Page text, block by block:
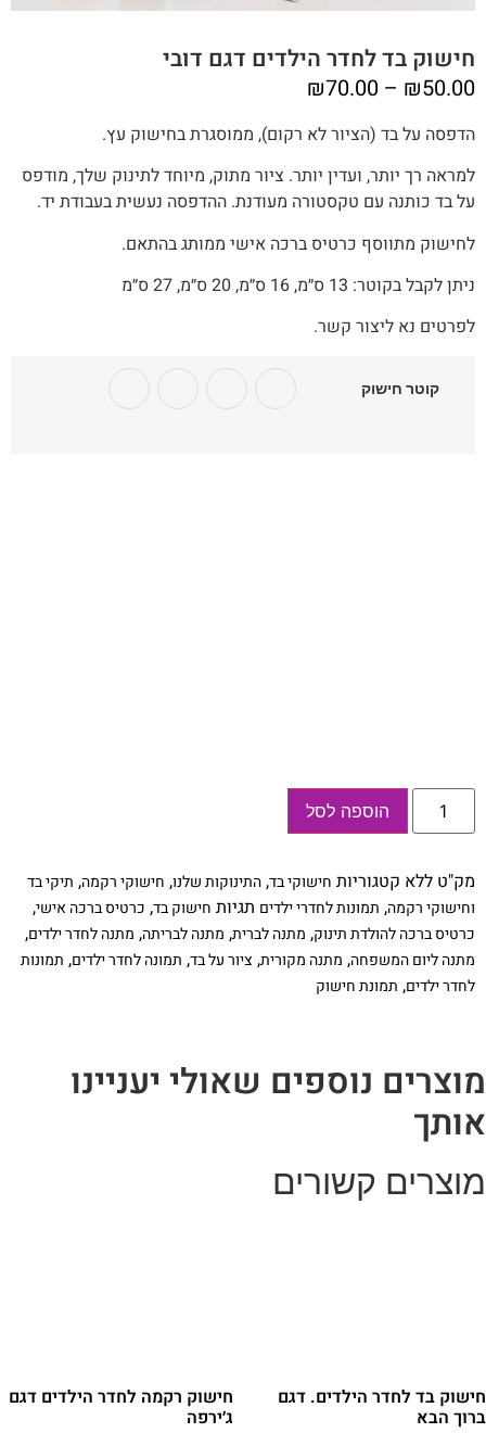
חישוק בד לחדר הילדים דגם דובי
₪50.00
–
₪70.00 טווח
מחירים:
עד
הדפסה על בד (הציור לא רקום), ממוסגרת בחישוק עץ.
למראה רך יותר, ועדין יותר. ציור מתוק, מיוחד לתינוק שלך, מודפס
על בד כותנה עם טקסטורה מעודנת. ההדפסה נעשית בעבודת יד.
לחישוק מתווסף כרטיס ברכה אישי ממותג בהתאם.
ניתן לקבל בקוטר: 13 ס״מ, 16 ס״מ, 20 ס״מ, 27 ס״מ
לפרטים נא ליצור קשר.
קוטר חישוק
כמות
חישוק
הילדים
דגם
דובי
הוספה לסל
מק"ט ללא קטגוריותחישוקי בד,התינוקות שלנו,חישוקי רקמה,תיקי בד
וחישוקי רקמה,תמונות לחדרי ילדים תגיותחישוק בד,כרטיס ברכה אישי,
כרטיס ברכה להולדת תינוק,מתנה לברית,מתנה לבריתה,מתנה לחדר ילדים,
מתנה ליום המשפחה,מתנה מקורית,ציור על בד,תמונה לחדר ילדים,תמונות
לחדר ילדים,תמונת חישוק
נוספים שאולי יעניינו
קשורים
בד לחדר הילדים. דגם
הבא
חישוק רקמה לחדר הילדים דגם
ג׳ירפה